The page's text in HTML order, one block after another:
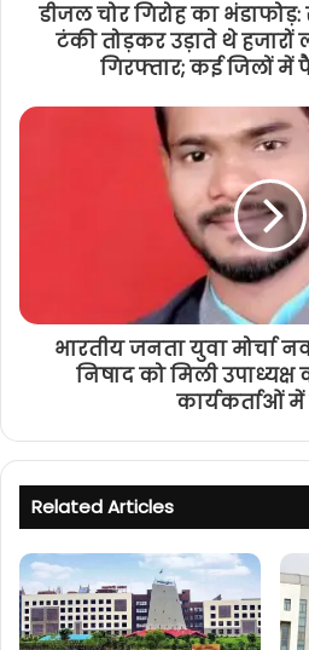
डीजल चोर गिरोह का
टंकी तोड़कर उड़ाते थे हजारों
गिरफ्तार; कई जिलों में
भारतीय जनता युवा मोर्चा
निषाद को मिली उपाध्यक्ष
कार्यकर्ताओं में
Related Articles